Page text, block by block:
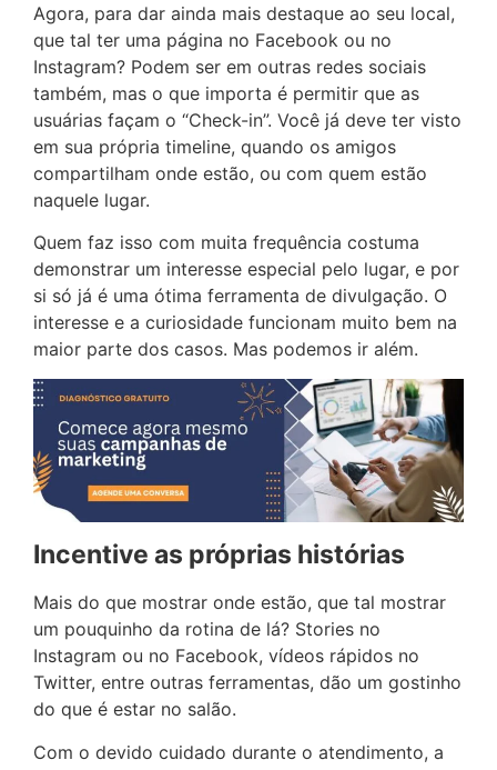
Agora, para dar ainda mais destaque ao seu local,
que tal ter uma página no Facebook ou no
Instagram? Podem ser em outras redes sociais
também, mas o que importa é permitir que as
usuárias façam o “Check-in”. Você já deve ter visto
em sua própria timeline, quando os amigos
compartilham onde estão, ou com quem estão
naquele lugar.
Quem faz isso com muita frequência costuma
demonstrar um interesse especial pelo lugar, e por
si só já é uma ótima ferramenta de divulgação. O
interesse e a curiosidade funcionam muito bem na
maior parte dos casos. Mas podemos ir além.
Incentive as próprias histórias
Mais do que mostrar onde estão, que tal mostrar
um pouquinho da rotina de lá? Stories no
Instagram ou no Facebook, vídeos rápidos no
Twitter, entre outras ferramentas, dão um gostinho
do que é estar no salão.
Com o devido cuidado durante o atendimento, a